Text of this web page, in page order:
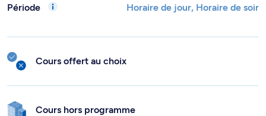
Période
Horaire de jour, Horaire de soir
Cours offert au choix
Cours hors programme